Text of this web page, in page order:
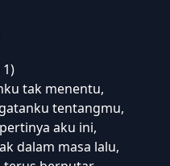
tak menentu,
tentangmu,
aku ini,
dalam masa lalu,